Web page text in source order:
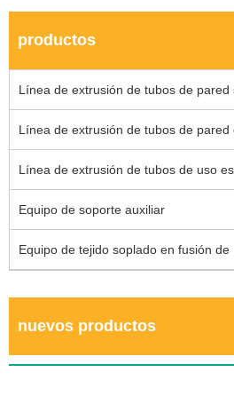
productos
Línea de extrusión de tubos de pared
Línea de extrusión de tubos de pared
Línea de extrusión de tubos de uso
Equipo de soporte auxiliar
Equipo de tejido soplado en fusión de
nuevos productos